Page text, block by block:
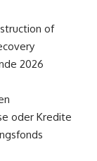
of
2026
oder Kredite